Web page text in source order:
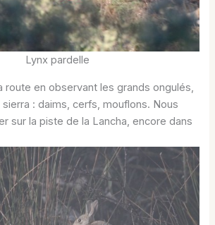
Lynx pardelle
route en observant les grands ongulés,
: daims, cerfs, mouflons. Nous
sur la piste de la Lancha, encore dans